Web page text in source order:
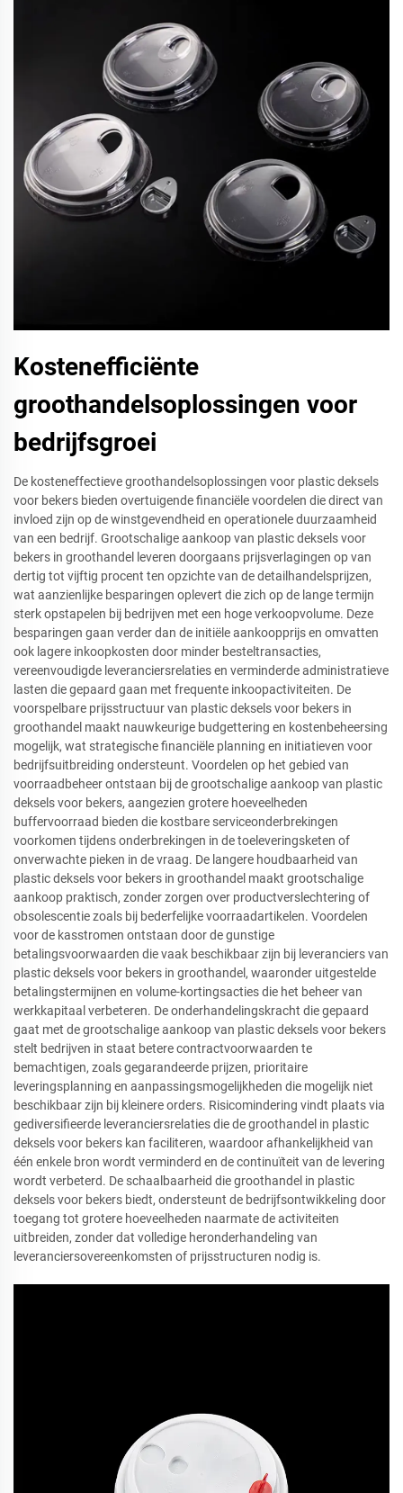
Kostenefficiënte
groothandelsoplossingen voor
bedrijfsgroei
De kosteneffectieve groothandelsoplossingen voor plastic deksels
voor bekers bieden overtuigende financiële voordelen die direct van
invloed zijn op de winstgevendheid en operationele duurzaamheid
van een bedrijf. Grootschalige aankoop van plastic deksels voor
bekers in groothandel leveren doorgaans prijsverlagingen op van
dertig tot vijftig procent ten opzichte van de detailhandelsprijzen,
wat aanzienlijke besparingen oplevert die zich op de lange termijn
sterk opstapelen bij bedrijven met een hoge verkoopvolume. Deze
besparingen gaan verder dan de initiële aankoopprijs en omvatten
ook lagere inkoopkosten door minder besteltransacties,
vereenvoudigde leveranciersrelaties en verminderde administratieve
lasten die gepaard gaan met frequente inkoopactiviteiten. De
voorspelbare prijsstructuur van plastic deksels voor bekers in
groothandel maakt nauwkeurige budgettering en kostenbeheersing
mogelijk, wat strategische financiële planning en initiatieven voor
bedrijfsuitbreiding ondersteunt. Voordelen op het gebied van
voorraadbeheer ontstaan bij de grootschalige aankoop van plastic
deksels voor bekers, aangezien grotere hoeveelheden
buffervoorraad bieden die kostbare serviceonderbrekingen
voorkomen tijdens onderbrekingen in de toeleveringsketen of
onverwachte pieken in de vraag. De langere houdbaarheid van
plastic deksels voor bekers in groothandel maakt grootschalige
aankoop praktisch, zonder zorgen over productverslechtering of
obsolescentie zoals bij bederfelijke voorraadartikelen. Voordelen
voor de kasstromen ontstaan door de gunstige
betalingsvoorwaarden die vaak beschikbaar zijn bij leveranciers van
plastic deksels voor bekers in groothandel, waaronder uitgestelde
betalingstermijnen en volume-kortingsacties die het beheer van
werkkapitaal verbeteren. De onderhandelingskracht die gepaard
gaat met de grootschalige aankoop van plastic deksels voor bekers
stelt bedrijven in staat betere contractvoorwaarden te
bemachtigen, zoals gegarandeerde prijzen, prioritaire
leveringsplanning en aanpassingsmogelijkheden die mogelijk niet
beschikbaar zijn bij kleinere orders. Risicomindering vindt plaats via
gediversifieerde leveranciersrelaties die de groothandel in plastic
deksels voor bekers kan faciliteren, waardoor afhankelijkheid van
één enkele bron wordt verminderd en de continuïteit van de levering
wordt verbeterd. De schaalbaarheid die groothandel in plastic
deksels voor bekers biedt, ondersteunt de bedrijfsontwikkeling door
toegang tot grotere hoeveelheden naarmate de activiteiten
uitbreiden, zonder dat volledige heronderhandeling van
leveranciersovereenkomsten of prijsstructuren nodig is.